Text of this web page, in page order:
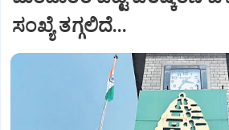
ಸಂಖ್ಯೆ ತಗ್ಗಲಿದೆ...